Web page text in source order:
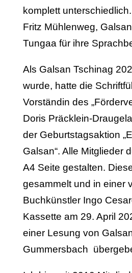
komplett
Fritz Mühlenweg,
Tungaa für ihre
Als Galsan Tschinag
wurde, hatte die
Vorständin des
Doris Präcklein-
der Geburtstagsaktion
Galsan“. Alle Mitglieder
A4 Seite gestalten.
gesammelt und in einer
Buchkünstler Ingo
Kassette am 29. April
einer Lesung von
Gummersbach